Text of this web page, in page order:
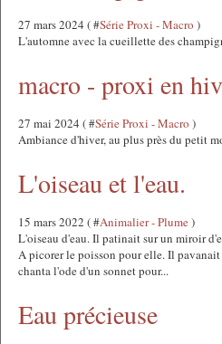
27 mars 2024 ( #Série Proxi - Macro )
L'automne avec la cueillette des
macro - proxi en
27 mai 2024 ( #Série Proxi - Macro )
Ambiance d'hiver, au plus près du petit
L'oiseau et l'eau.
15 mars 2022 ( #Animalier - Plume)
L'oiseau d'eau. Il patinait sur un miroir
A picorer le poisson pour elle. Il
chanta l'ode d'un sonnet pour...
Eau précieuse